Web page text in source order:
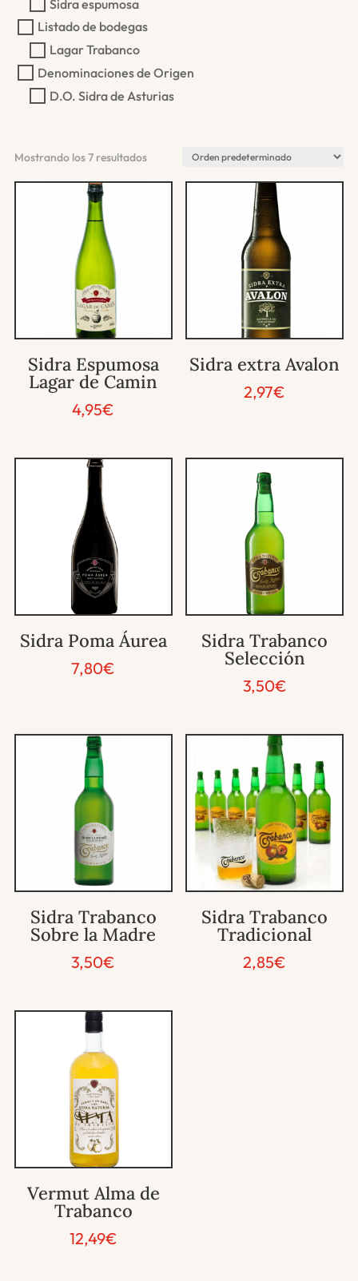
Sidra espumosa
Listado de bodegas
Lagar Trabanco
Denominaciones de Origen
D.O. Sidra de Asturias
Mostrando los 7 resultados
Sidra Espumosa
Lagar de Camin
4,95€
Sidra extra Avalon
2,97€
Sidra Poma Áurea
7,80€
Sidra Trabanco
Selección
3,50€
Sidra Trabanco
Sobre la Madre
3,50€
Sidra Trabanco
Tradicional
2,85€
Vermut Alma de
Trabanco
12,49€